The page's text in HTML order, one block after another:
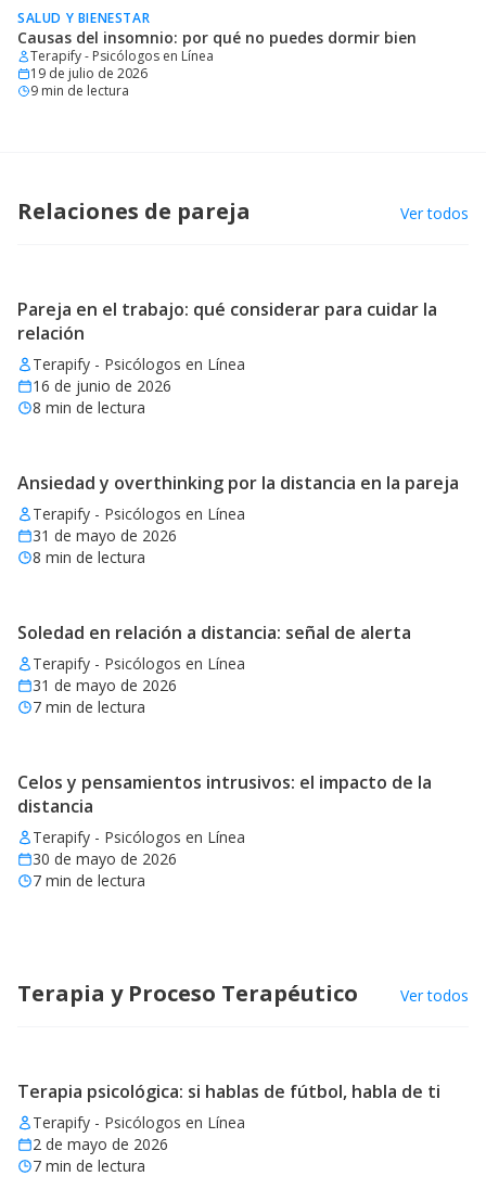
SALUD Y BIENESTAR
Causas del insomnio: por qué no puedes dormir bien
Terapify - Psicólogos en Línea
19 de julio de 2026
9 min de lectura
Relaciones de pareja Ver todos
Pareja en el trabajo: qué considerar para cuidar la
relación
Terapify - Psicólogos en Línea
16 de junio de 2026
8 min de lectura
Ansiedad y overthinking por la distancia en la pareja
Terapify - Psicólogos en Línea
31 de mayo de 2026
8 min de lectura
Soledad en relación a distancia: señal de alerta
Terapify - Psicólogos en Línea
31 de mayo de 2026
7 min de lectura
Celos y pensamientos intrusivos: el impacto de la
distancia
Terapify - Psicólogos en Línea
30 de mayo de 2026
7 min de lectura
Terapia y Proceso Terapéutico Ver todos
Terapia psicológica: si hablas de fútbol, habla de ti
Terapify - Psicólogos en Línea
2 de mayo de 2026
7 min de lectura